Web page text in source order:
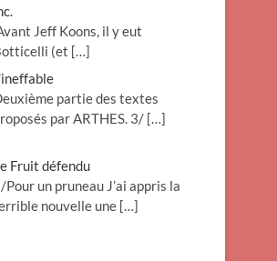
Jeff Koons, il y eut
(et […]
partie des textes
par ARTHES. 3/ […]
Fruit défendu
Pour un pruneau J’ai appris la
nouvelle une […]